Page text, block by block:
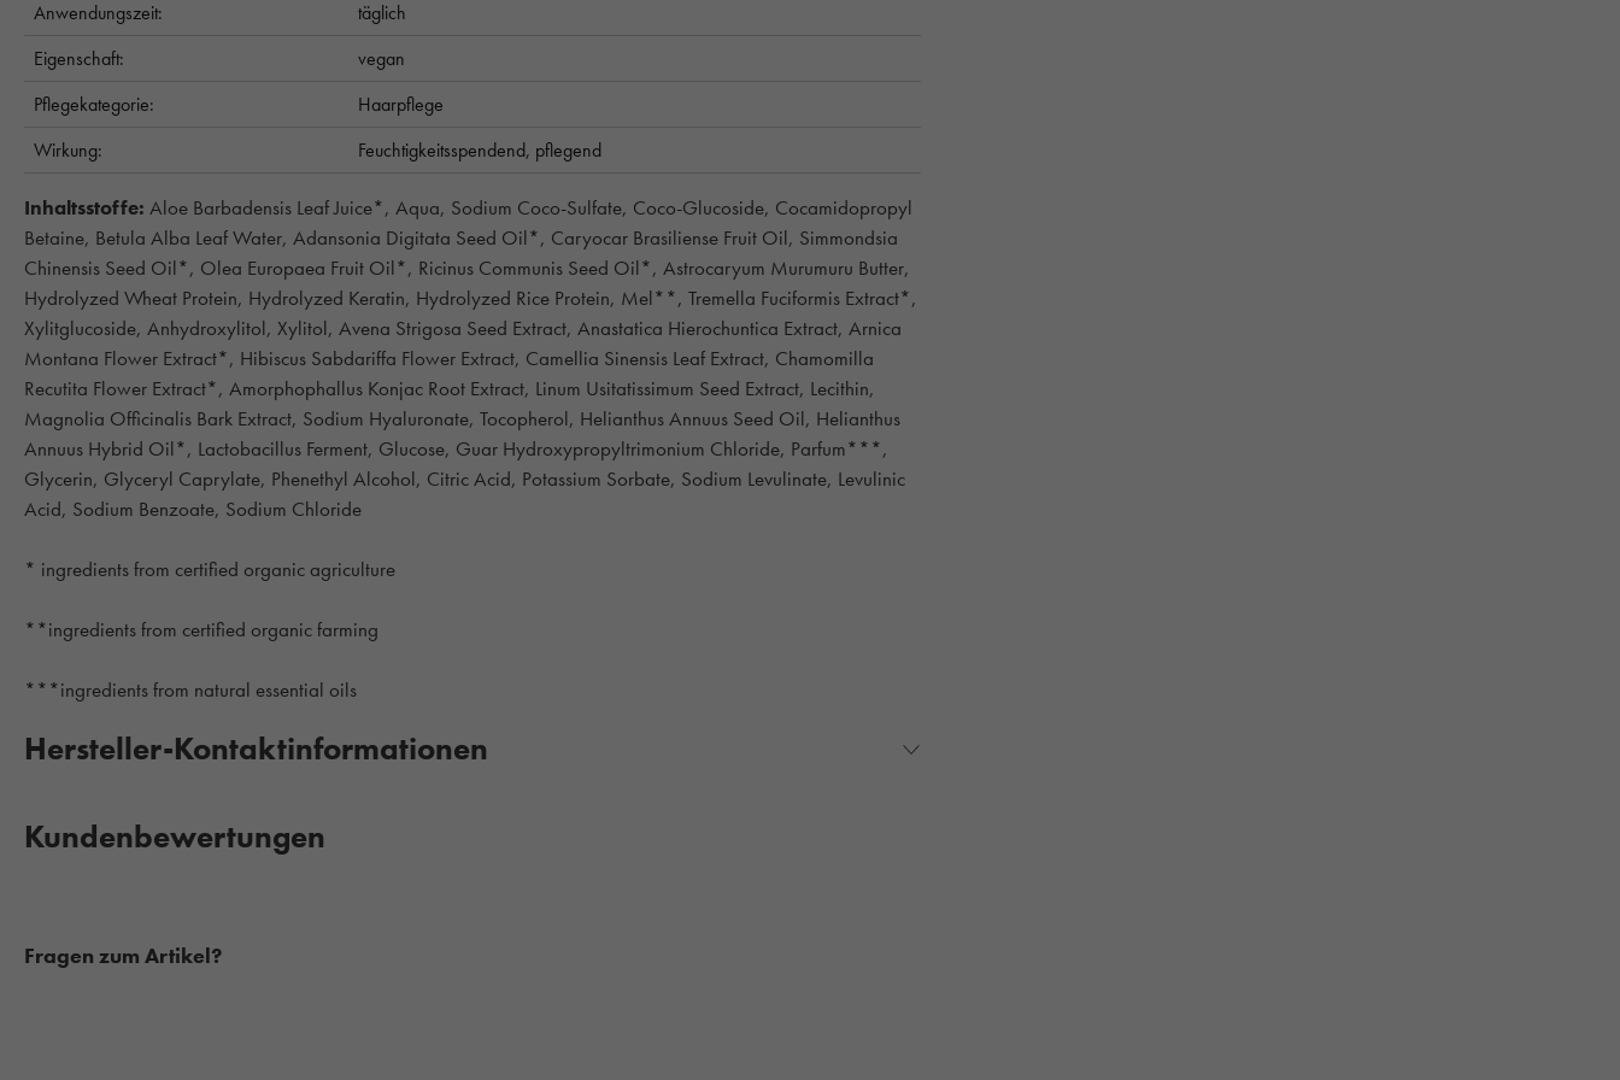
Anwendungszeit:
täglich
Eigenschaft:
vegan
Pflegekategorie:
Haarpflege
Wirkung:
Feuchtigkeitsspendend, pflegend
Inhaltsstoffe: Aloe Barbadensis Leaf Juice*, Aqua, Sodium Coco-Sulfate, Coco-Glucoside, Cocamidopropyl
Betaine, Betula Alba Leaf Water, Adansonia Digitata Seed Oil*, Caryocar Brasiliense Fruit Oil, Simmondsia
Chinensis Seed Oil*, Olea Europaea Fruit Oil*, Ricinus Communis Seed Oil*, Astrocaryum Murumuru Butter,
Hydrolyzed Wheat Protein, Hydrolyzed Keratin, Hydrolyzed Rice Protein, Mel**, Tremella Fuciformis Extract*,
Xylitglucoside, Anhydroxylitol, Xylitol, Avena Strigosa Seed Extract, Anastatica Hierochuntica Extract, Arnica
Montana Flower Extract*, Hibiscus Sabdariffa Flower Extract, Camellia Sinensis Leaf Extract, Chamomilla
Recutita Flower Extract*, Amorphophallus Konjac Root Extract, Linum Usitatissimum Seed Extract, Lecithin,
Magnolia Officinalis Bark Extract, Sodium Hyaluronate, Tocopherol, Helianthus Annuus Seed Oil, Helianthus
Annuus Hybrid Oil*, Lactobacillus Ferment, Glucose, Guar Hydroxypropyltrimonium Chloride, Parfum***,
Glycerin, Glyceryl Caprylate, Phenethyl Alcohol, Citric Acid, Potassium Sorbate, Sodium Levulinate, Levulinic
Acid, Sodium Benzoate, Sodium Chloride
* ingredients from certified organic agriculture
**ingredients from certified organic farming
***ingredients from natural essential oils
Hersteller-Kontaktinformationen
Kundenbewertungen
Fragen zum Artikel?